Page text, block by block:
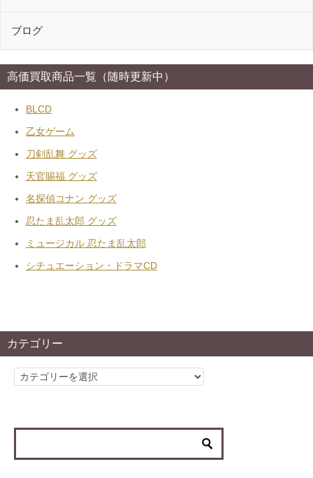
ブログ
高価買取商品一覧（随時更新中）
BLCD
乙女ゲーム
刀剣乱舞 グッズ
天官賜福 グッズ
名探偵コナン グッズ
忍たま乱太郎 グッズ
ミュージカル 忍たま乱太郎
シチュエーション・ドラマCD
カテゴリー
カ
リ